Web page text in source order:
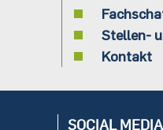
Stellen-
Kontakt
SOCIAL MEDIA